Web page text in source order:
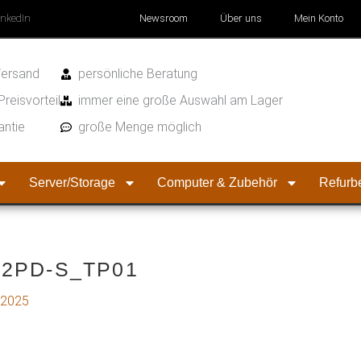
Newsroom Über uns Mein Konto
persönliche Beratung
immer eine große Auswahl am Lager
große Menge möglich
Server/Storage Computer & Zubehör
S_TP01